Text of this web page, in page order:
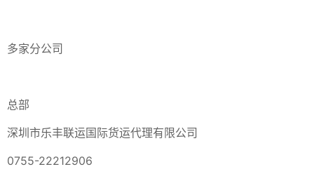
多家分公司
总部
深圳市乐丰联运国际货运代理有限公司
0755-22212906